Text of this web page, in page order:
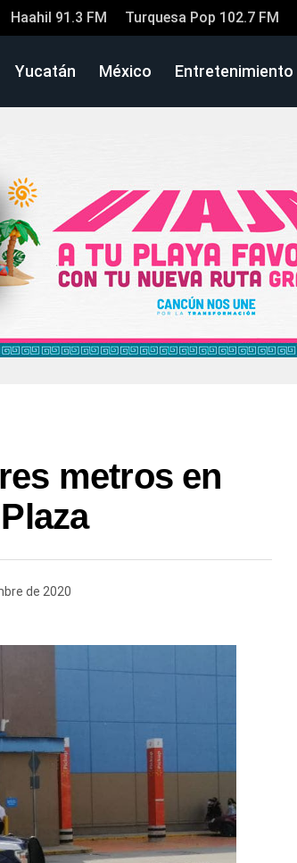
Haahil 91.3 FM Turquesa Pop 102.7 FM
Yucatán México Entretenimiento
metros en
de 2020